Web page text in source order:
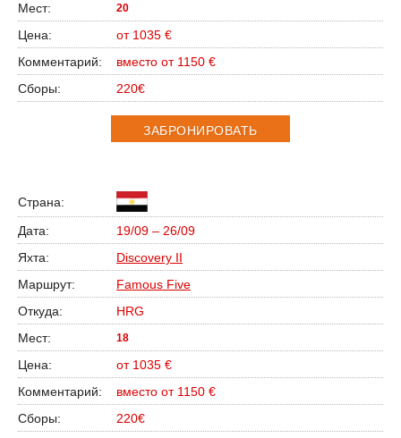
20
от 1035 €
вместо от 1150 €
220€
ЗАБРОНИРОВАТЬ
19/09 – 26/09
Discovery II
Famous Five
HRG
18
от 1035 €
вместо от 1150 €
220€